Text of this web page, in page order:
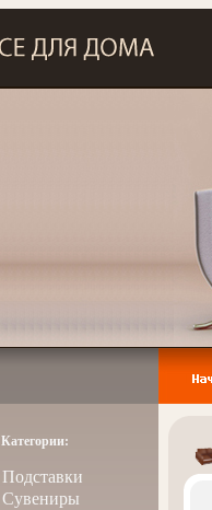
Категории:
Подставки
Сувениры